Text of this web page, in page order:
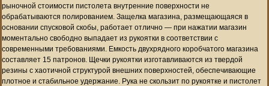
рыночной стоимости пистолета внутренние поверхности не
обрабатываются полированием. Защелка магазина, размещающаяся в
основании спусковой скобы, работает отлично — при нажатии магазин
моментально свободно выпадает из рукоятки в соответствии с
современными требованиями. Емкость двухрядного коробчатого магазина
составляет 15 патронов. Щечки рукоятки изготавливаются из твердой
резины с хаотичной структурой внешних поверхностей, обеспечивающие
плотное и стабильное удержание. Рука не скользит по рукоятке и пистолет